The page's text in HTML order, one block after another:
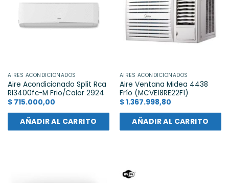
AIRES ACONDICIONADOS
Aire Acondicionado Split Rca
Rl3400fc-M Frio/Calor 2924
$715.000,00
AÑADIR AL CARRITO
AIRES ACONDICIONADOS
Aire Ventana Midea 4438
Frío (MCVE18RE22F1)
$1.367.998,80
AÑADIR AL CARRITO